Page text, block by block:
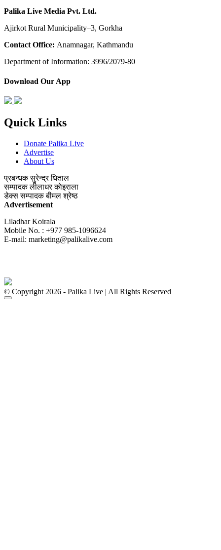
Palika Live Media Pvt. Ltd.
Ajirkot Rural Municipality–3, Gorkha
Contact Office: Anamnagar, Kathmandu
Department of Information: 3996/2079-80
Download Our App
Quick Links
Donate Palika Live
Advertise
About Us
प्रबन्धकसुरेन्द्र धिताल
सम्पादकलीलाधर काेइराला
डेक्स सम्पादकबीमल श्रेष्ठ
Advertisement
Liladhar Koirala
Mobile No. : +977 985-1096624
E-mail: marketing@palikalive.com
© Copyright 2026 - Palika Live | All Rights Reserved